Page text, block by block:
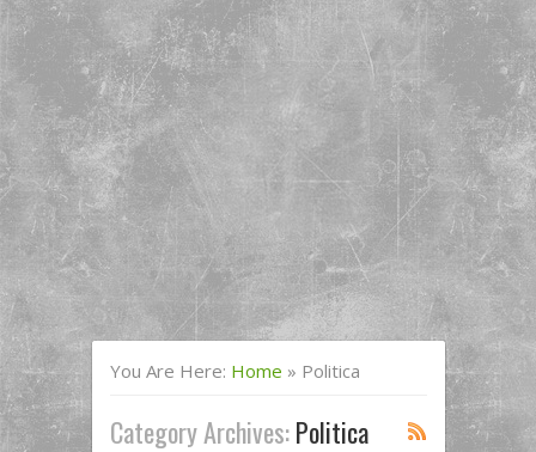
You Are Here: Home » Politica
Category Archives:Politica